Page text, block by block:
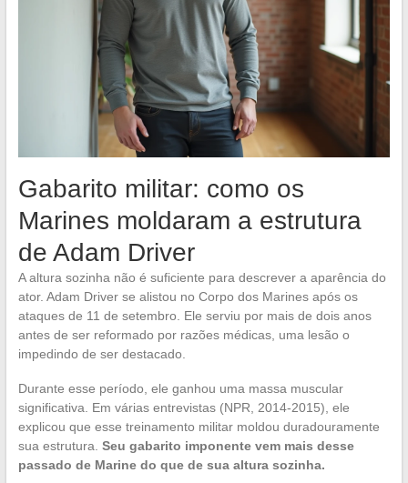
Gabarito militar: como os
Marines moldaram a estrutura
de Adam Driver
A altura sozinha não é suficiente para descrever a aparência do
ator. Adam Driver se alistou no Corpo dos Marines após os
ataques de 11 de setembro. Ele serviu por mais de dois anos
antes de ser reformado por razões médicas, uma lesão o
impedindo de ser destacado.
Durante esse período, ele ganhou uma massa muscular
significativa. Em várias entrevistas (NPR, 2014-2015), ele
explicou que esse treinamento militar moldou duradouramente
sua estrutura. Seu gabarito imponente vem mais desse
passado de Marine do que de sua altura sozinha.